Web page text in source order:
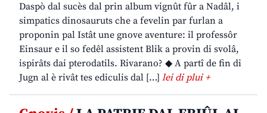
Daspò dal sucès dal prin album vignût fûr a Nadâl, i
simpatics dinosauruts che a fevelin par furlan a
proponin pal Istât une gnove aventure: il professôr
Einsaur e il so fedêl assistent Blik a provin di svolâ,
ispirâts dai pterodatils. Rivarano? ◆ A partî de fin di
Jugn al è rivât tes ediculis dal […] lei di plui +